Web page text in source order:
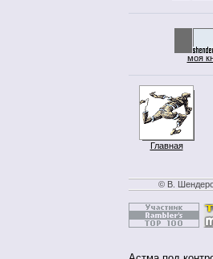
моя
Главная
© В.